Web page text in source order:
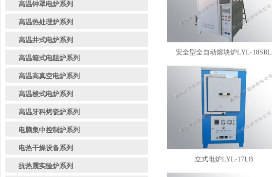
高温钟罩电炉系列
高温热处理炉系列
高温井式电炉系列
高温箱式电阻炉系列
高温高真空电炉系列
高温梭式电炉系列
高温牙科烤瓷炉系列
电脑集中控制炉系列
电热干燥设备系列
抗热震实验炉系列
安全型全自动熔块炉LYL-18SRL
立式电炉LYL-17LB